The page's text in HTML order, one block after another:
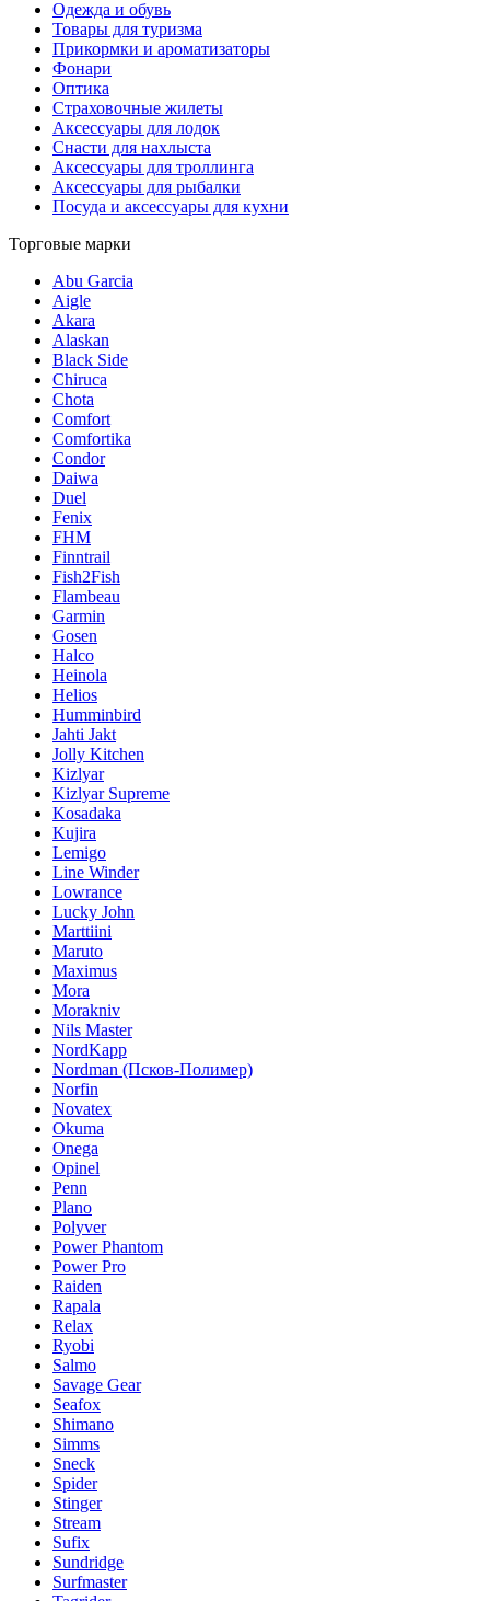
Одежда и обувь
Товары для туризма
Прикормки и ароматизаторы
Фонари
Оптика
Страховочные жилеты
Аксессуары для лодок
Снасти для нахлыста
Аксессуары для троллинга
Аксессуары для рыбалки
Посуда и аксессуары для кухни
Торговые марки
Abu Garcia
Aigle
Akara
Alaskan
Black Side
Chiruca
Chota
Comfort
Comfortika
Condor
Daiwa
Duel
Fenix
FHM
Finntrail
Fish2Fish
Flambeau
Garmin
Gosen
Halco
Heinola
Helios
Humminbird
Jahti Jakt
Jolly Kitchen
Kizlyar
Kizlyar Supreme
Kosadaka
Kujira
Lemigo
Line Winder
Lowrance
Lucky John
Marttiini
Maruto
Maximus
Mora
Morakniv
Nils Master
NordKapp
Nordman (Псков-Полимер)
Norfin
Novatex
Okuma
Onega
Opinel
Penn
Plano
Polyver
Power Phantom
Power Pro
Raiden
Rapala
Relax
Ryobi
Salmo
Savage Gear
Seafox
Shimano
Simms
Sneck
Spider
Stinger
Stream
Sufix
Sundridge
Surfmaster